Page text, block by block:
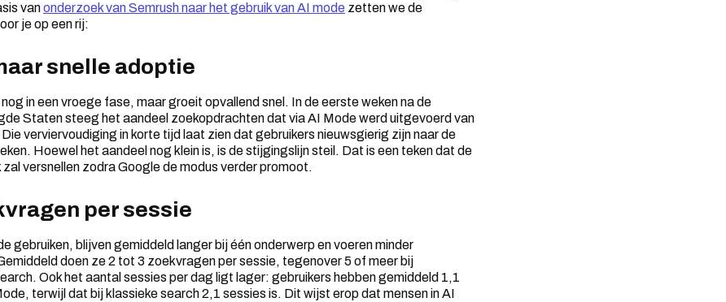
vanonderzoek van Semrush naar het gebruik van AI mode zetten we de
je op een rij:
snelle adoptie
in een vroege fase, maar groeit opvallend snel. In de eerste weken na de
Staten steeg het aandeel zoekopdrachten dat via AI Mode werd uitgevoerd van
verviervoudiging in korte tijd laat zien dat gebruikers nieuwsgierig zijn naar de
Hoewel het aandeel nog klein is, is de stijgingslijn steil. Dat is een teken dat de
versnellen zodra Google de modus verder promoot.
per sessie
gebruiken, blijven gemiddeld langer bij één onderwerp en voeren minder
doen ze 2 tot 3 zoekvragen per sessie, tegenover 5 of meer bij
Ook het aantal sessies per dag ligt lager: gebruikers hebben gemiddeld 1,1
terwijl dat bij klassieke search 2,1 sessies is. Dit wijst erop dat mensen in AI